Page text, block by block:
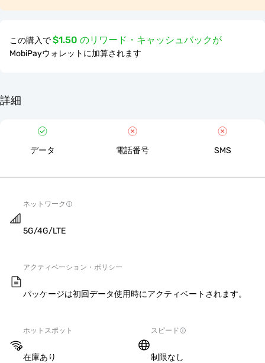
この購入で$1.50 のリワード・キャッシュバックが
MobiPayウォレットに加算されます
詳細
データ 電話番号 SMS
ネットワーク
5G/4G/LTE
アクティベーション・ポリシー
パッケージは初回データ使用時にアクティベートされます。
ホットスポット
在庫あり
スピード
制限なし